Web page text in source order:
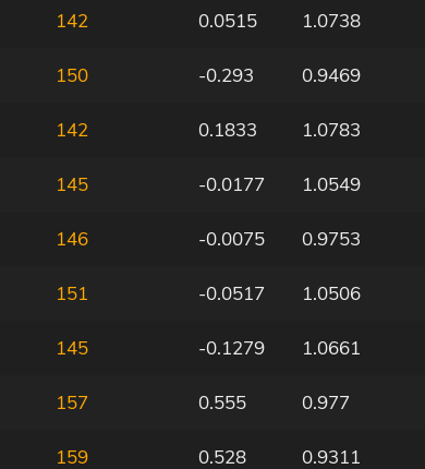
142 0.0515 1.0738
150 -0.293 0.9469
142 0.1833 1.0783
145 -0.0177 1.0549
146 -0.0075 0.9753
151 -0.0517 1.0506
145 -0.1279 1.0661
157 0.555 0.977
159 0.528 0.9311